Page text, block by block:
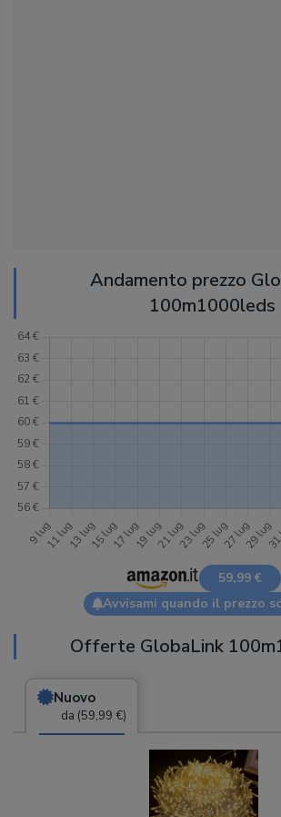
Andamento prezzo
100m1000leds
59,99 €
Avvisami quando il prezzo
Offerte GlobaLink
Nuovo
da (59,99 €)